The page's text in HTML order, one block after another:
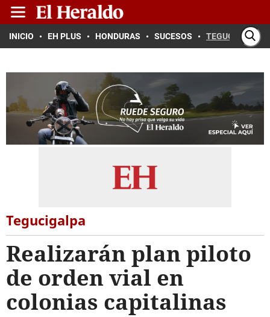
INICIO EH PLUS HONDURAS SUCESOS TEGUCIGALPA
Tegucigalpa
Realizarán plan piloto
de orden vial en
colonias capitalinas